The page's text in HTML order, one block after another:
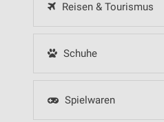
Reisen & Tourismus
Schuhe
Spielwaren